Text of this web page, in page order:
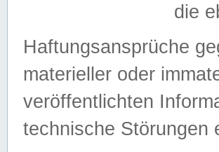
die
Haftungsansprüche
materieller oder
veröffentlichten
technische Störungen